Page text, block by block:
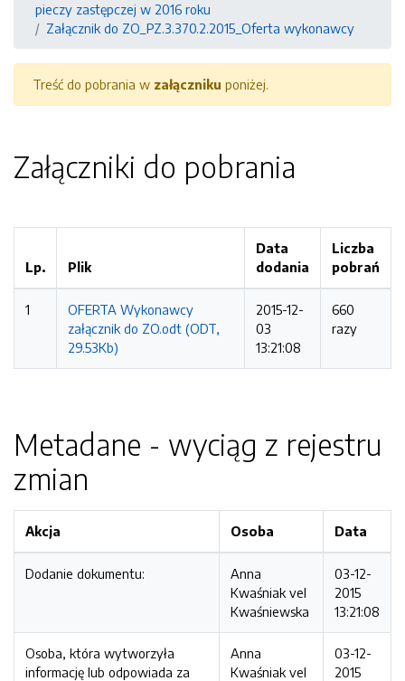
pieczy zastępczej w 2016 roku
Załącznik do ZO_PZ.3.370.2.2015_Oferta wykonawcy
Treść do pobrania w załączniku poniżej.
Załączniki do pobrania
Lp. Plik
Data
dodania
Liczba
pobrań
1
OFERTA Wykonawcy
załącznik do ZO.odt (ODT,
29.53Kb)
2015-12-
03
13:21:08
660
razy
Metadane - wyciąg z rejestru
zmian
Akcja Osoba Data
Dodanie dokumentu:
Anna
Kwaśniak vel
Kwaśniewska
03-12-
2015
13:21:08
Osoba, która wytworzyła
informację lub odpowiada za
Anna
Kwaśniak vel
03-12-
2015